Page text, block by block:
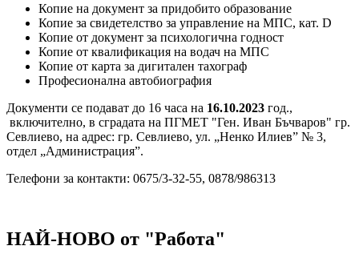
Копие на документ за придобито образование
Копие за свидетелство за управление на МПС, кат. D
Копие от документ за психологична годност
Копие от квалификация на водач на МПС
Копие от карта за дигитален тахограф
Професионална автобиография
Документи се подават до 16 часа на 16.10.2023 год.,
включително, в сградата на ПГМЕТ "Ген. Иван Бъчваров" гр.
Севлиево, на адрес: гр. Севлиево, ул. „Ненко Илиев” № 3,
отдел „Администрация”.
Телефони за контакти: 0675/3-32-55, 0878/986313
НАЙ-НОВО от "Работа"